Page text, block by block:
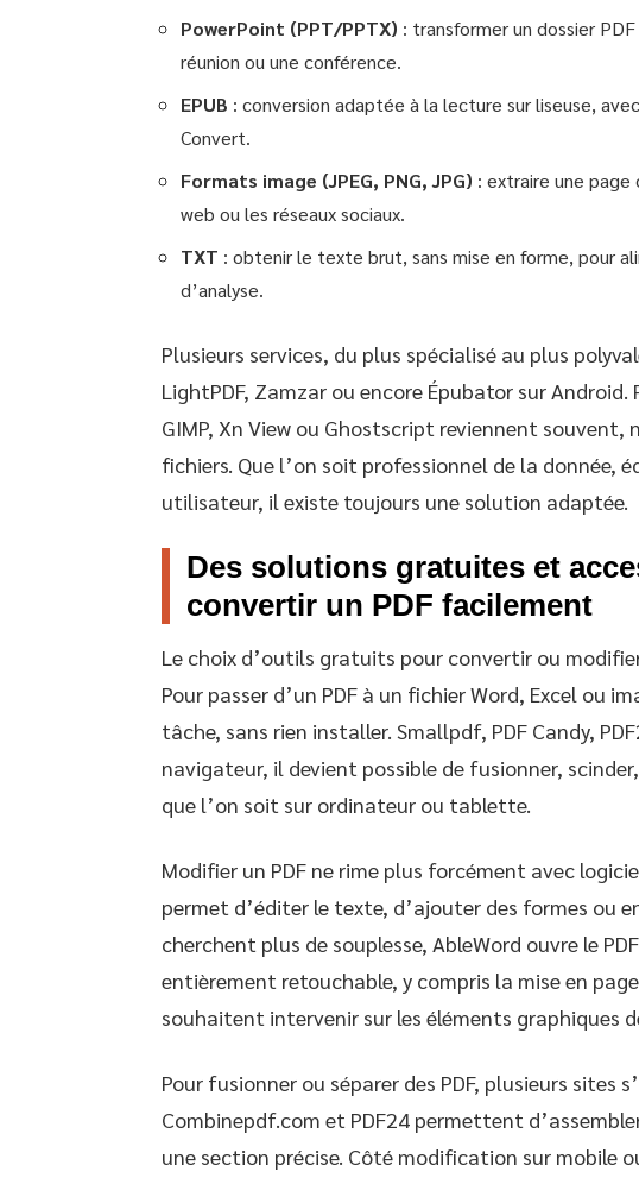
PowerPoint (PPT/PPTX) : transformer un dossier
réunion ou une conférence.
EPUB : conversion adaptée à la lecture sur liseuse,
Convert.
Formats image (JPEG, PNG, JPG) : extraire une page
web ou les réseaux sociaux.
TXT : obtenir le texte brut, sans mise en forme, pour
d’analyse.
Plusieurs services, du plus spécialisé au plus
LightPDF, Zamzar ou encore Épubator sur Android.
GIMP, Xn View ou Ghostscript reviennent
fichiers. Que l’on soit professionnel de la donnée,
utilisateur, il existe toujours une solution adaptée.
Des solutions gratuites et
convertir un PDF facilement
Le choix d’outils gratuits pour convertir ou
Pour passer d’un PDF à un fichier Word, Excel ou
tâche, sans rien installer. Smallpdf, PDF Candy,
navigateur, il devient possible de fusionner,
que l’on soit sur ordinateur ou tablette.
Modifier un PDF ne rime plus forcément avec
permet d’éditer le texte, d’ajouter des formes ou
cherchent plus de souplesse, AbleWord ouvre le
entièrement retouchable, y compris la mise en
souhaitent intervenir sur les éléments graphiques
Pour fusionner ou séparer des PDF, plusieurs sites
Combinepdf.com et PDF24 permettent
une section précise. Côté modification sur mobile